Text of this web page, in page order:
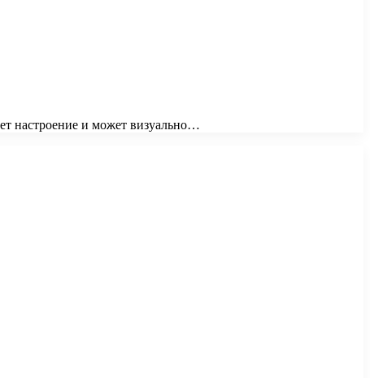
настроение и может визуально…